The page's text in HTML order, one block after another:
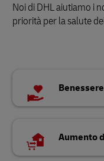
Noi di DHL aiutiamo i
priorità per la salute
Aumento